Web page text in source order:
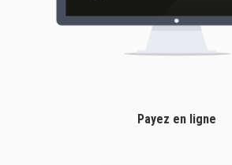
Payez en ligne